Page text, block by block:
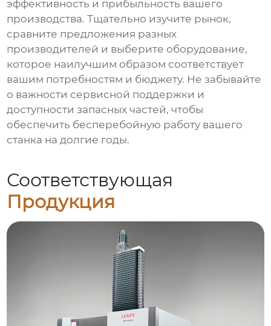
эффективность и прибыльность вашего
производства. Тщательно изучите рынок,
сравните предложения разных
производителей и выберите оборудование,
которое наилучшим образом соответствует
вашим потребностям и бюджету. Не забывайте
о важности сервисной поддержки и
доступности запасных частей, чтобы
обеспечить бесперебойную работу вашего
станка на долгие годы.
Соответствующая
Продукция